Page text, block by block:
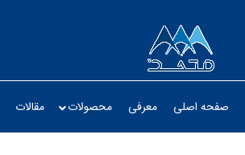
صفحه اصلی معرفی محصولات مقالات